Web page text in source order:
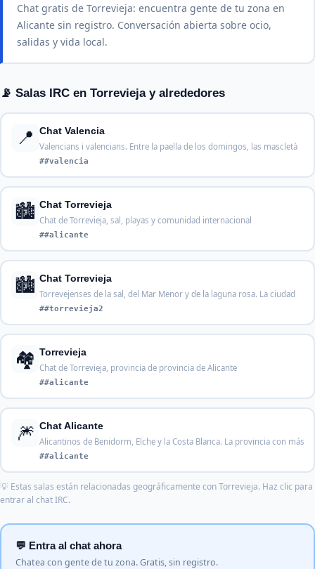
Chat gratis de Torrevieja: encuentra gente de tu zona en
Alicante sin registro. Conversación abierta sobre ocio,
salidas y vida local.
📡 Salas IRC en Torrevieja y alrededores
📍
Chat Valencia
Valencians i valencians. Entre la paella de los domingos, las mascletà
##valencia
🏙️ Chat Torrevieja
Chat de Torrevieja, sal, playas y comunidad internacional
##alicante
🏙️ Chat Torrevieja
Torrevejenses de la sal, del Mar Menor y de la laguna rosa. La ciudad
##torrevieja2
🏘️ Torrevieja
Chat de Torrevieja, provincia de provincia de Alicante
##alicante
🎆 Chat Alicante
Alicantinos de Benidorm, Elche y la Costa Blanca. La provincia con más
##alicante
💡 Estas salas están relacionadas geográficamente con Torrevieja. Haz clic para
entrar al chat IRC.
💬 Entra al chat ahora
Chatea con gente de tu zona. Gratis, sin registro.